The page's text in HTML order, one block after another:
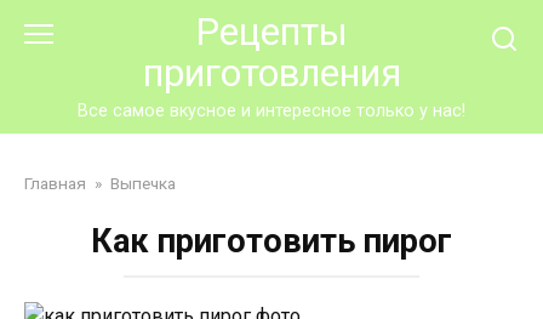
Рецепты
приготовления
Все самое вкусное и интересное только у нас!
Главная » Выпечка
Как приготовить пирог